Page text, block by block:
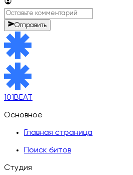
Отправить
101BEAT
Основное
Главная страница
Поиск битов
Студия